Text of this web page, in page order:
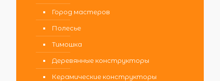
Город мастеров
Полесье
Тимошка
Деревянные конструкторы
Керамические конструкторы